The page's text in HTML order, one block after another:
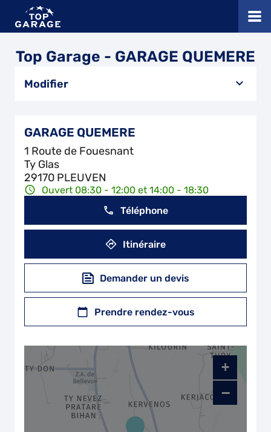
Top Garage - GARAGE QUEMERE
Modifier
GARAGE QUEMERE
1 Route de Fouesnant
Ty Glas
29170 PLEUVEN
Ouvert 08:30 - 12:00 et 14:00 - 18:30
Téléphone
Itinéraire
Demander un devis
Prendre rendez-vous
+
−